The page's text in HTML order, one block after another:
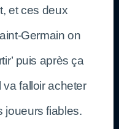
et ces deux
Germain on
puis après ça
va falloir acheter
joueurs fiables.